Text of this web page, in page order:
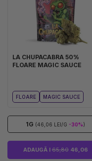
LA CHUPACABRA 50%
FLOARE MAGIC SAUCE
FLOARE MAGIC SAUCE
1G (46,06 LEI/G -30%)
ADAUGĂ I65,8046,06